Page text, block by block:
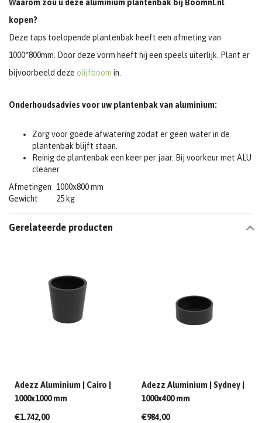
Waarom zou u deze aluminium plantenbak bij Boomnl.nl
kopen?
Deze taps toelopende plantenbak heeft een afmeting van
1000*800mm. Door deze vorm heeft hij een speels uiterlijk. Plant er
bijvoorbeeld deze olijfboom in.
Onderhoudsadvies voor uw plantenbak van aluminium:
Zorg voor goede afwatering zodat er geen water in de
plantenbak blijft staan.
Reinig de plantenbak een keer per jaar. Bij voorkeur met ALU
cleaner.
Afmetingen
1000x800 mm
Gewicht
25 kg
Gerelateerde producten
Adezz Aluminium | Cairo |
1000x1000 mm
€1.742,00
Adezz Aluminium | Sydney |
1000x400 mm
€984,00